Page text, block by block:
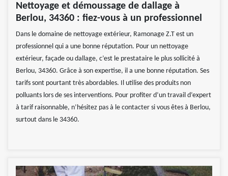
Nettoyage et démoussage de dallage à
Berlou, 34360 : fiez-vous à un professionnel
Dans le domaine de nettoyage extérieur, Ramonage Z.T est un
professionnel qui a une bonne réputation. Pour un nettoyage
extérieur, façade ou dallage, c’est le prestataire le plus sollicité à
Berlou, 34360. Grâce à son expertise, il a une bonne réputation. Ses
tarifs sont pourtant très abordables. Il utilise des produits non
polluants lors de ses interventions. Pour profiter d’un travail d’expert
à tarif raisonnable, n’hésitez pas à le contacter si vous êtes à Berlou,
surtout dans le 34360.